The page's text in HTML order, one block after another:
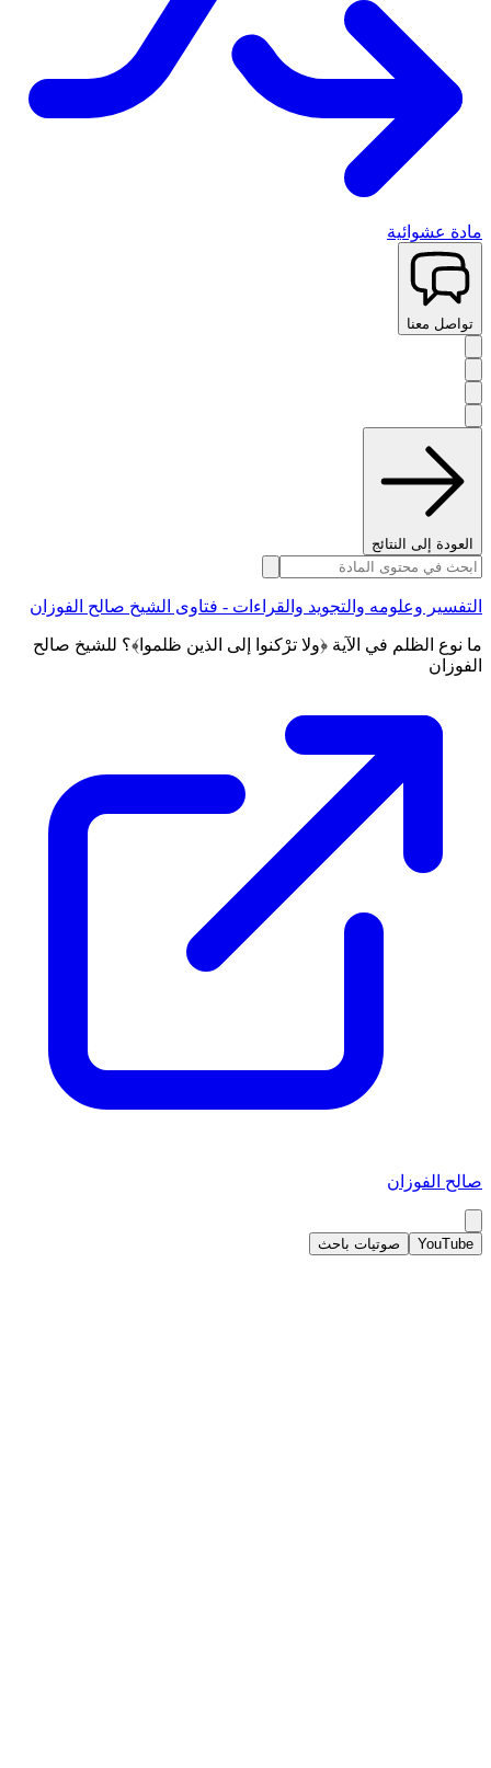
مادة عشوائية
تواصل معنا
العودة إلى النتائج
التفسير وعلومه والتجويد والقراءات - فتاوى الشيخ صالح الفوزان
ما نوع الظلم في الآية ﴿ولا ترْكنوا إلى الذين ظلموا﴾؟ للشيخ صالح
الفوزان
صالح الفوزان
YouTube صوتيات باحث